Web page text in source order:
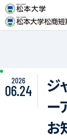
2026
06.24
ジ
ー
お